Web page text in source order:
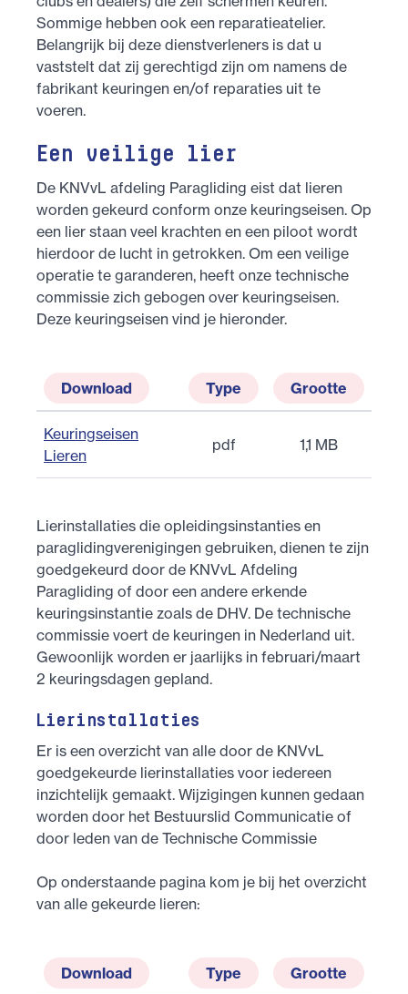
Sommige hebben ook een reparatieatelier.
Belangrijk bij deze dienstverleners is dat u
vaststelt dat zij gerechtigd zijn om namens de
fabrikant keuringen en/of reparaties uit te
voeren.
Een veilige lier
De KNVvL afdeling Paragliding eist dat lieren
worden gekeurd conform onze keuringseisen. Op
een lier staan veel krachten en een piloot wordt
hierdoor de lucht in getrokken. Om een veilige
operatie te garanderen, heeft onze technische
commissie zich gebogen over keuringseisen.
Deze keuringseisen vind je hieronder.
Download Type Grootte
Keuringseisen
Lieren
pdf 1,1 MB
Lierinstallaties die opleidingsinstanties en
paraglidingverenigingen gebruiken, dienen te zijn
goedgekeurd door de KNVvL Afdeling
Paragliding of door een andere erkende
keuringsinstantie zoals de DHV. De technische
commissie voert de keuringen in Nederland uit.
Gewoonlijk worden er jaarlijks in februari/maart
2 keuringsdagen gepland.
Lierinstallaties
Er is een overzicht van alle door de KNVvL
goedgekeurde lierinstallaties voor iedereen
inzichtelijk gemaakt. Wijzigingen kunnen gedaan
worden door het Bestuurslid Communicatie of
door leden van de Technische Commissie
Op onderstaande pagina kom je bij het overzicht
van alle gekeurde lieren:
Download Type Grootte